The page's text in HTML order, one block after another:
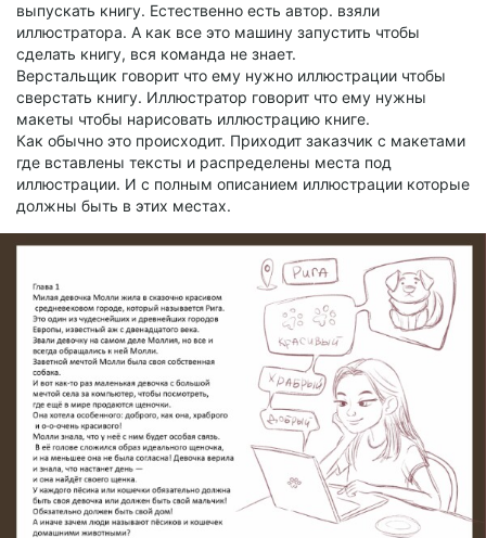
выпускать книгу. Естественно есть автор. взяли
иллюстратора. А как все это машину запустить чтобы
сделать книгу, вся команда не знает.
Верстальщик говорит что ему нужно иллюстрации чтобы
сверстать книгу. Иллюстратор говорит что ему нужны
макеты чтобы нарисовать иллюстрацию книге.
Как обычно это происходит. Приходит заказчик с макетами
где вставлены тексты и распределены места под
иллюстрации. И с полным описанием иллюстрации которые
должны быть в этих местах.